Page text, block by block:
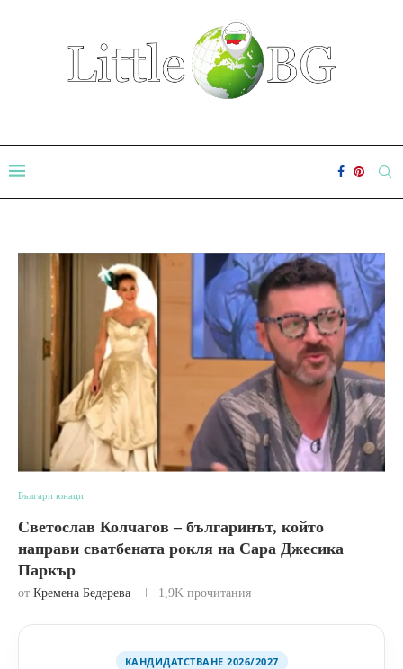
Българи юнаци
Светослав Колчагов – българинът, който
направи сватбената рокля на Сара Джесика
Паркър
от Кремена Бедерева 1,9K прочитания
КАНДИДАТСТВАНЕ 2026/2027